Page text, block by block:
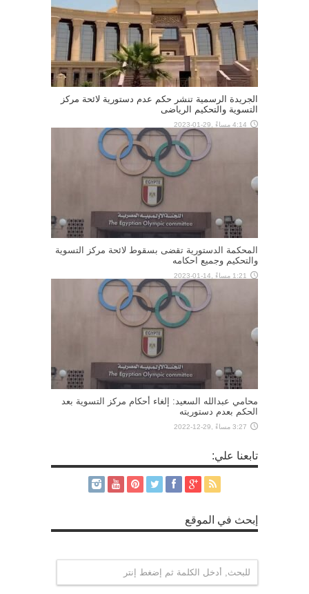
الجريدة الرسمية تنشر حكم عدم دستورية لائحة مركز
التسوية والتحكيم الرياضى
4:14 مساءً ,29-01-2023
المحكمة الدستورية تقضى بسقوط لائحة مركز التسوية
والتحكيم وجميع احكامه
1:21 مساءً ,14-01-2023
محامي عبدالله السعيد: إلغاء أحكام مركز التسوية بعد
الحكم بعدم دستوريته
3:27 مساءً ,29-12-2022
تابعنا علي:
إبحث في الموقع